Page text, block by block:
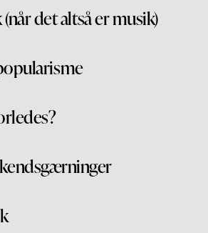
det altså er musik)